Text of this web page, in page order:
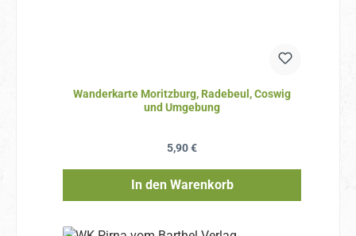
Wanderkarte Moritzburg, Radebeul, Coswig
und Umgebung
Regulärer Preis:
5,90 €
In den Warenkorb